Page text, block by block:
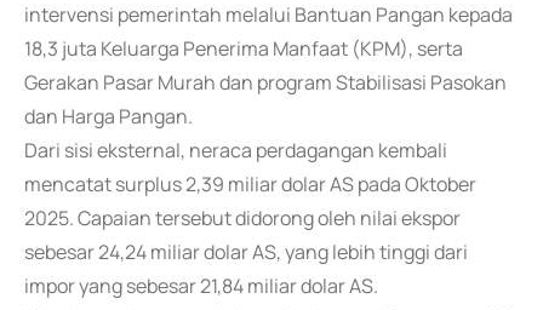
intervensi pemerintah melalui Bantuan Pangan kepada
18,3 juta Keluarga Penerima Manfaat (KPM), serta
Gerakan Pasar Murah dan program Stabilisasi Pasokan
dan Harga Pangan.
Dari sisi eksternal, neraca perdagangan kembali
mencatat surplus 2,39 miliar dolar AS pada Oktober
2025. Capaian tersebut didorong oleh nilai ekspor
sebesar 24,24 miliar dolar AS, yang lebih tinggi dari
impor yang sebesar 21,84 miliar dolar AS.